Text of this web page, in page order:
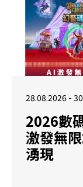
28.08.2026 -
2026數
激發無
湧現